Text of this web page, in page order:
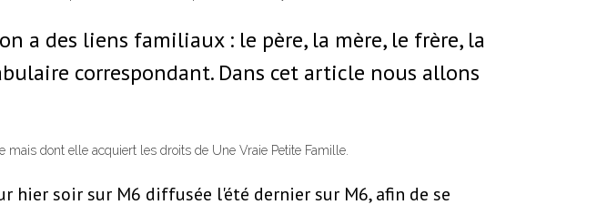
a des liens familiaux : le père, la mère, le frère, la
correspondant. Dans cet article nous allons
dont elle acquiert les droits de Une Vraie Petite Famille.
hier soir sur M6 diffusée l'été dernier sur M6, afin de se